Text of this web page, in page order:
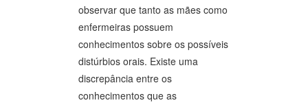
observar que tanto as mães como
enfermeiras possuem
conhecimentos sobre os possíveis
distúrbios orais. Existe uma
discrepância entre os
conhecimentos que as